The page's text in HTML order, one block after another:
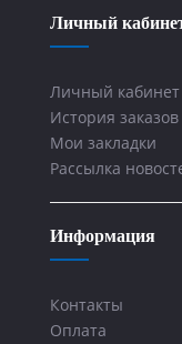
Личный
Личный кабинет
История заказов
Мои закладки
Рассылка
Информация
Контакты
Оплата